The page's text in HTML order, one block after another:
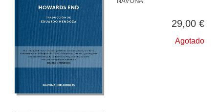
29,00 €
Agotado